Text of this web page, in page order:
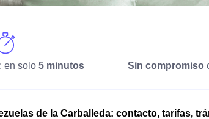
en solo 5 minutos Sin compromiso
de la Carballeda: contacto, tarifas,